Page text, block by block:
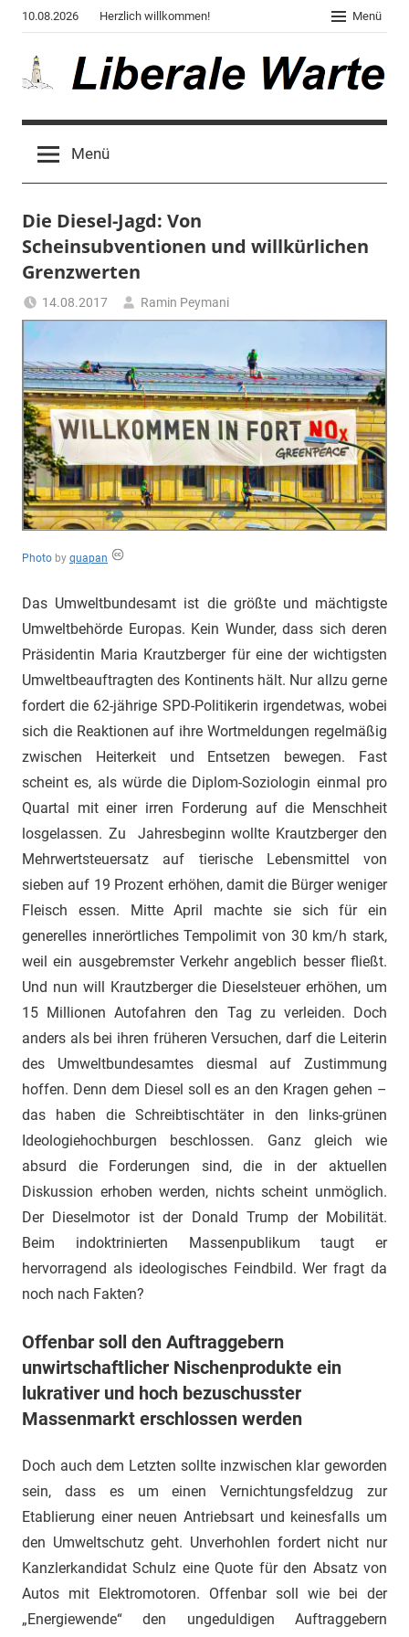
Zum
Inhalt
springen
10.08.2026 Herzlich willkommen! Menü
Liberale
Warte
des
"Corona,
Klima,
"Weltchaos",
"Chronik
Untergangs",
"Hexenjagd",
"Das
Grauen"
und
"Spukschloss
Deutschland"
Menü
Die Diesel-Jagd: Von
Scheinsubventionen und willkürlichen
Grenzwerten
14.08.2017
Ramin Peymani
Tagesthema
Photo by quapan
Das Umweltbundesamt ist die größte und mächtigste
Umweltbehörde Europas. Kein Wunder, dass sich deren
Präsidentin Maria Krautzberger für eine der wichtigsten
Umweltbeauftragten des Kontinents hält. Nur allzu gerne
fordert die 62-jährige SPD-Politikerin irgendetwas, wobei
sich die Reaktionen auf ihre Wortmeldungen regelmäßig
zwischen Heiterkeit und Entsetzen bewegen. Fast
scheint es, als würde die Diplom-Soziologin einmal pro
Quartal mit einer irren Forderung auf die Menschheit
losgelassen. Zu Jahresbeginn wollte Krautzberger den
Mehrwertsteuersatz auf tierische Lebensmittel von
sieben auf 19 Prozent erhöhen, damit die Bürger weniger
Fleisch essen. Mitte April machte sie sich für ein
generelles innerörtliches Tempolimit von 30 km/h stark,
weil ein ausgebremster Verkehr angeblich besser fließt.
Und nun will Krautzberger die Dieselsteuer erhöhen, um
15 Millionen Autofahren den Tag zu verleiden. Doch
anders als bei ihren früheren Versuchen, darf die Leiterin
des Umweltbundesamtes diesmal auf Zustimmung
hoffen. Denn dem Diesel soll es an den Kragen gehen –
das haben die Schreibtischtäter in den links-grünen
Ideologiehochburgen beschlossen. Ganz gleich wie
absurd die Forderungen sind, die in der aktuellen
Diskussion erhoben werden, nichts scheint unmöglich.
Der Dieselmotor ist der Donald Trump der Mobilität.
Beim indoktrinierten Massenpublikum taugt er
hervorragend als ideologisches Feindbild. Wer fragt da
noch nach Fakten?
Offenbar soll den Auftraggebern
unwirtschaftlicher Nischenprodukte ein
lukrativer und hoch bezuschusster
Massenmarkt erschlossen werden
Doch auch dem Letzten sollte inzwischen klar geworden
sein, dass es um einen Vernichtungsfeldzug zur
Etablierung einer neuen Antriebsart und keinesfalls um
den Umweltschutz geht. Unverhohlen fordert nicht nur
Kanzlerkandidat Schulz eine Quote für den Absatz von
Autos mit Elektromotoren. Offenbar soll wie bei der
„Energiewende“ den ungeduldigen Auftraggebern